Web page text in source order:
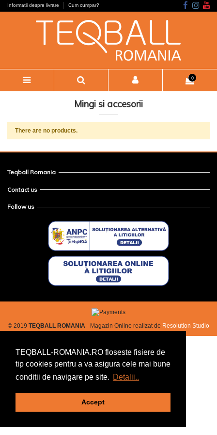
TEQBALL-ROMANIA.RO floseste fisiere de
tip cookies pentru a va asigura cele mai bune
conditii de navigare pe site. Detalii..
Accept
Informatii despre livrare Cum cumpar?
0
Mingi si accesorii
There are no products.
Teqball Romania
Contact us
Follow us
© 2019 TEQBALL ROMANIA - Magazin Online realizat de Resolution Studio